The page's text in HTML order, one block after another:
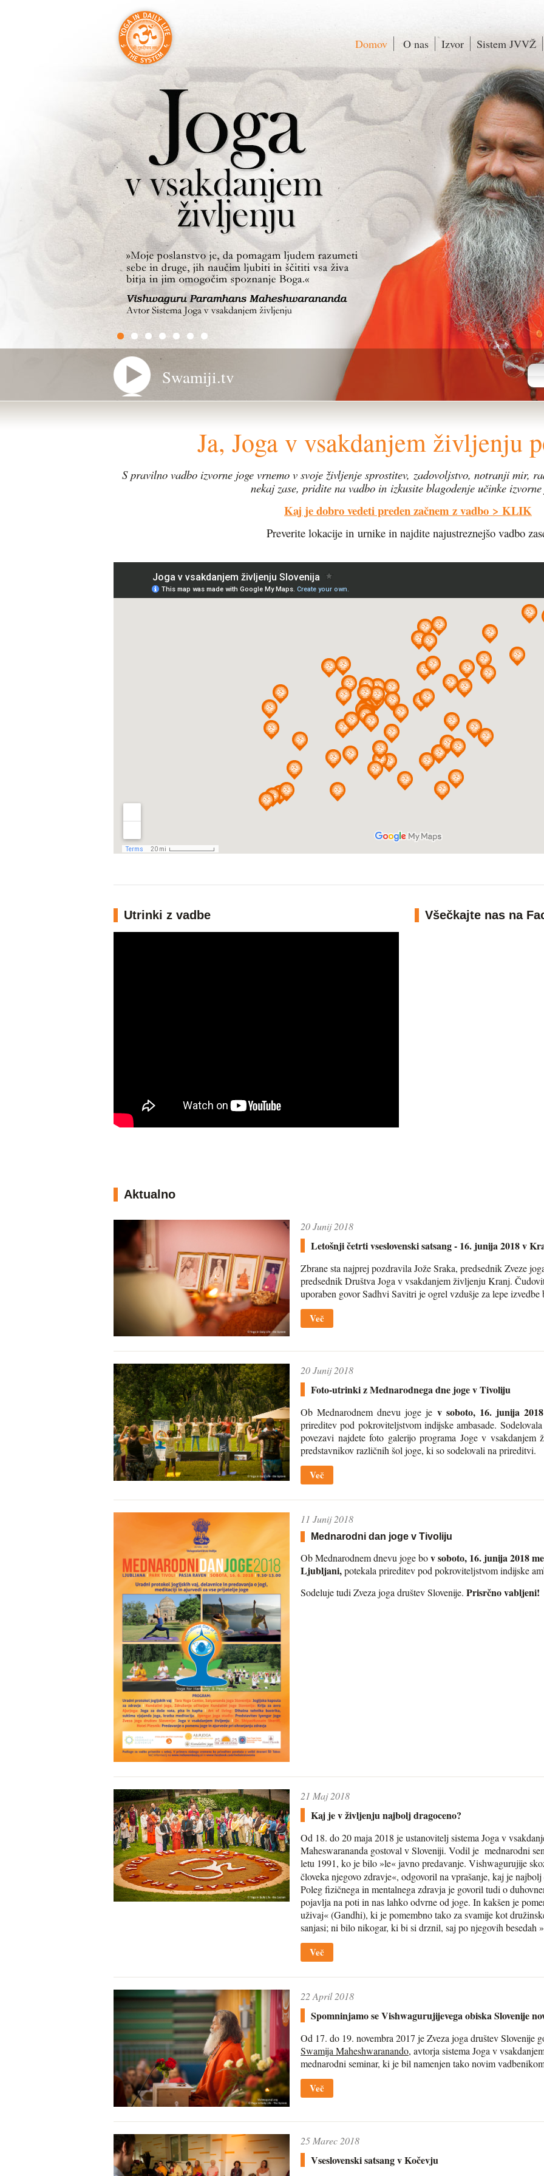
Domov O nas Izvor Sistem JVVŽ
Swamiji.tv
Ja, Joga v vsakdanjem življenju
S pravilno vadbo izvorne joge vrnemo v svoje življenje sprostitev, zadovoljstvo, notranji mir,
nekaj zase, pridite na vadbo in izkusite blagodenje učinke izvorne
Kaj je dobro vedeti preden začnem z vadbo > KLIK
Preverite lokacije in urnike in najdite najustreznejšo vadbo
Utrinki z vadbe Všečkajte nas na
Aktualno
20 Junij 2018
Letošnji četrti vseslovenski satsang - 16. junija 2018 v
Zbrane sta najprej pozdravila Jože Sraka, predsednik Zveze
predsednik Društva Joga v vsakdanjem življenju Kranj.
uporaben govor Sadhvi Savitri je ogrel vzdušje za lepe
Več
20 Junij 2018
Foto-utrinki z Mednarodnega dne joge v Tivoliju
Ob Mednarodnem dnevu joge je v soboto, 16. junija 2018
prireditev pod pokroviteljstvom indijske ambasade.
povezavi najdete foto galerijo programa Joge v
predstavnikov različnih šol joge, ki so sodelovali na prireditvi.
Več
11 Junij 2018
Mednarodni dan joge v Tivoliju
Ob Mednarodnem dnevu joge bov soboto, 16. junija 2018
Ljubljani,potekala prireditev pod pokroviteljstvom indijske
Sodeluje tudi Zveza joga društev Slovenije. Prisrčno vabljeni!
21 Maj 2018
Kaj je v življenju najbolj dragoceno?
Od 18. do 20 maja 2018 je ustanovitelj sistema Joga v
Maheswarananda gostoval v Sloveniji. Vodil je mednarodni
letu 1991, ko je bilo »le« javno predavanje. Vishwagurujije
človeka njegovo zdravje«, odgovoril na vprašanje, kaj je
Poleg fizičnega in mentalnega zdravja je govoril tudi o
pojavlja na poti in nas lahko odvrne od joge. In kakšen je
uživaj« (Gandhi), ki je pomembno tako za svamije kot
sanjasi; ni bilo nikogar, ki bi si drznil, saj po njegovih besedah
Več
22 April 2018
Spomninjamo se Vishwagurujijevega obiska Slovenije
Od 17. do 19. novembra 2017 je Zveza joga društev Slovenije
Swamija Maheshwaranando, avtorja sistema Joga v
mednarodni seminar, ki je bil namenjen tako novim
Več
25 Marec 2018
Vseslovenski satsang v Kočevju